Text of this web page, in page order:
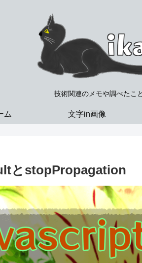
技術関連のメモや調べたこ
ム 文字in画像
とstopPropagation